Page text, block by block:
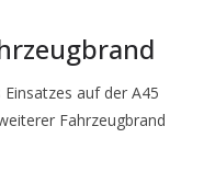
auf der A45
Fahrzeugbrand